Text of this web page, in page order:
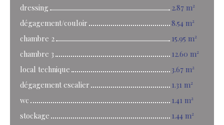
dressing
2.87 m²
dégagement/couloir
8.54 m²
chambre 2
15.95 m²
chambre 3
12.60 m²
local technique
3.67 m²
dégagement escalier
1.31 m²
wc
1.41 m²
stockage
1.44 m²